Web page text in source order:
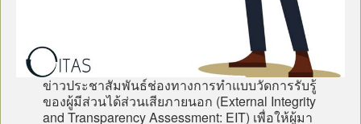
ข่าวประชาสัมพันธ์ช่องทางการทำแบบวัดการรับรู้
ของผู้มีส่วนได้ส่วนเสียภายนอก (External Integrity
and Transparency Assessment: EIT) เพื่อให้ผู้มา